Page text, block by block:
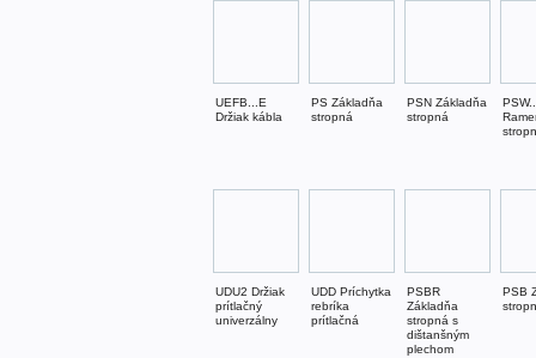
UEFB...E
Držiak kábla
PS Základňa
stropná
PSN Základňa
stropná
UDU2 Držiak
prítlačný
univerzálny
UDD Príchytka
rebríka
prítlačná
PSBR
Základňa
stropná s
dištanšným
plechom
PSB